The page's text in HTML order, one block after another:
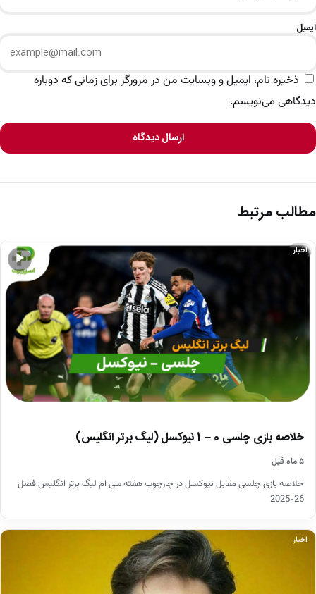
ایمیل
ذخیره نام، ایمیل و وبسایت من در مرورگر برای زمانی که دوباره
دیدگاهی می‌نویسم.
ارسال دیدگاه
مطالب مرتبط
▶
اخبار
خلاصه بازی چلسی 0 – 1 نیوکسل (لیگ برتر انگلیس)
۵ ماه قبل
خلاصه بازی چلسی مقابل نیوکسل در چارچوب هفته سی ام لیگ برتر انگلیس فصل
26-2025
اخبار